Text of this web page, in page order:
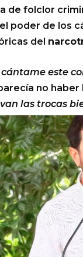
de folclor
poder de los
del
este
no
las trocas